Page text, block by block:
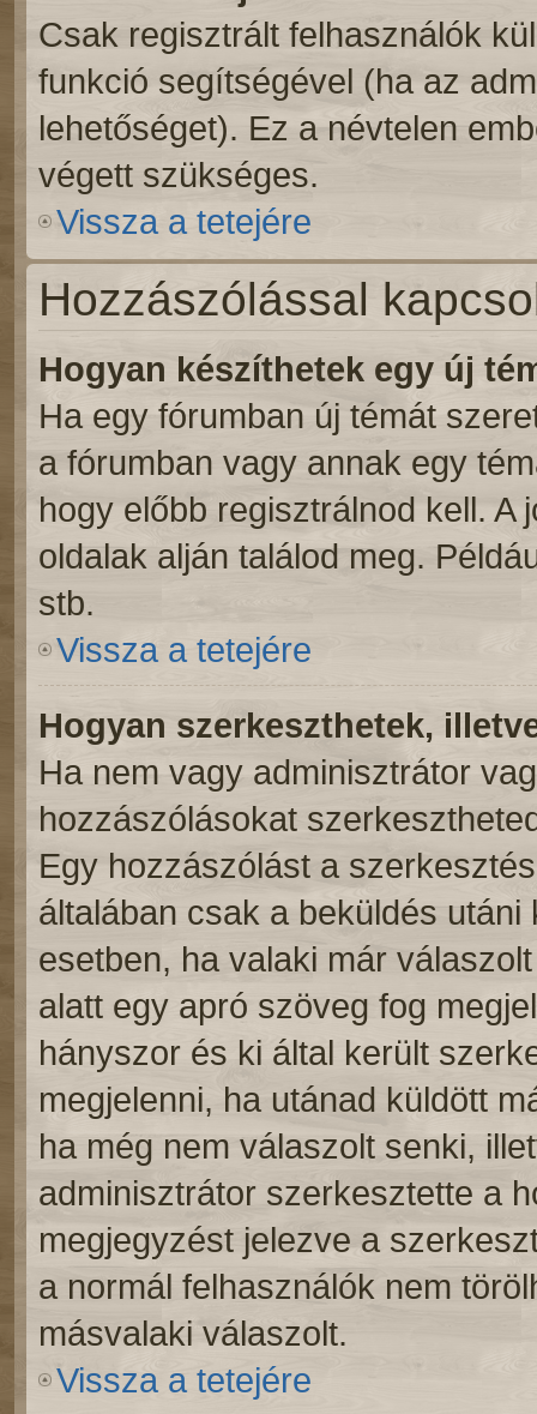
Csak regisztrált felhasználók
funkció segítségével (ha az
lehetőséget). Ez a névtelen
végett szükséges.
Vissza a tetejére
Hozzászólással
Hogyan készíthetek egy új
Ha egy fórumban új témát
a fórumban vagy annak egy
hogy előbb regisztrálnod kell. A
oldalak alján találod meg.
stb.
Vissza a tetejére
Hogyan szerkeszthetek,
Ha nem vagy adminisztrátor
hozzászólásokat
Egy hozzászólást a
általában csak a beküldés
esetben, ha valaki már
alatt egy apró szöveg fog
hányszor és ki által került
megjelenni, ha utánad küldött
ha még nem válaszolt senki,
adminisztrátor szerkesztette a
megjegyzést jelezve a
a normál felhasználók nem
másvalaki válaszolt.
Vissza a tetejére